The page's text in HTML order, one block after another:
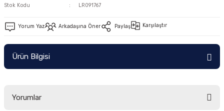
Stok Kodu
LR091767
Yorum Yaz Arkadaşına Öner Paylaş Karşılaştır
Ürün Bilgisi
Yorumlar